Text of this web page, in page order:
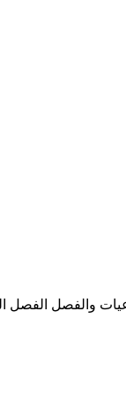
والفصل الفصل